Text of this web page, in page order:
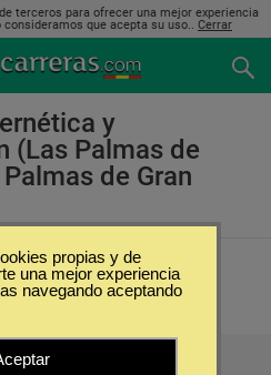
terceros para ofrecer una mejor experiencia
que acepta su uso.. Cerrar
y
(Las Palmas de
de Gran
de Las Palmas de Gran
propias y de
una mejor experiencia
navegando aceptando